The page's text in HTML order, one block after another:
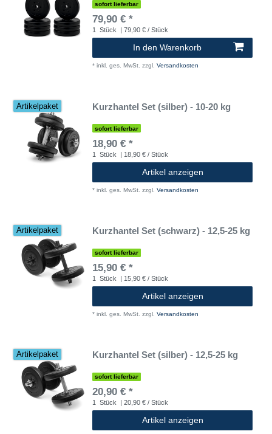
sofort lieferbar
79,90 € *
1 Stück | 79,90 € / Stück
In den Warenkorb
* inkl. ges. MwSt. zzgl. Versandkosten
Artikelpaket Kurzhantel Set (silber) - 10-20 kg
sofort lieferbar
18,90 € *
1 Stück | 18,90 € / Stück
Artikel anzeigen
* inkl. ges. MwSt. zzgl. Versandkosten
Artikelpaket Kurzhantel Set (schwarz) - 12,5-25 kg
sofort lieferbar
15,90 € *
1 Stück | 15,90 € / Stück
Artikel anzeigen
* inkl. ges. MwSt. zzgl. Versandkosten
Artikelpaket Kurzhantel Set (silber) - 12,5-25 kg
sofort lieferbar
20,90 € *
1 Stück | 20,90 € / Stück
Artikel anzeigen